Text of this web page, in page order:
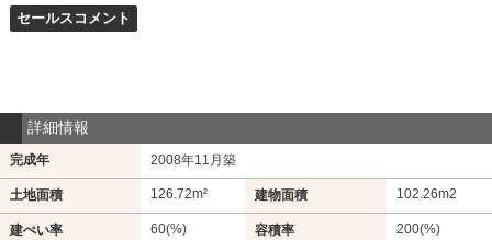
セールスコメント
詳細情報
完成年 2008年11月築
土地面積 126.72m² 建物面積 102.26m2
建ぺい率 60(%) 容積率 200(%)